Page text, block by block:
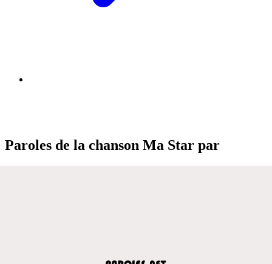
Paroles de la chanson Ma Star par